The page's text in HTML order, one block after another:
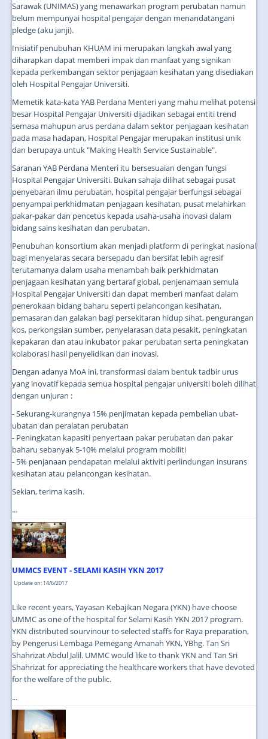
Sarawak (UNIMAS) yang menawarkan program perubatan namun
belum mempunyai hospital pengajar dengan menandatangani
pledge (aku janji).
Inisiatif penubuhan KHUAM ini merupakan langkah awal yang
diharapkan dapat memberi impak dan manfaat yang signikan
kepada perkembangan sektor penjagaan kesihatan yang disediakan
oleh Hospital Pengajar Universiti.
Memetik kata-kata YAB Perdana Menteri yang mahu melihat potensi
besar Hospital Pengajar Universiti dijadikan sebagai entiti trend
semasa mahupun arus perdana dalam sektor penjagaan kesihatan
pada masa hadapan, Hospital Pengajar merupakan institusi unik
dan berupaya untuk "Making Health Service Sustainable".
Saranan YAB Perdana Menteri itu bersesuaian dengan fungsi
Hospital Pengajar Universiti. Bukan sahaja dilihat sebagai pusat
penyebaran ilmu perubatan, hospital pengajar berfungsi sebagai
penyampai perkhidmatan penjagaan kesihatan, pusat melahirkan
pakar-pakar dan pencetus kepada usaha-usaha inovasi dalam
bidang sains kesihatan dan perubatan.
Penubuhan konsortium akan menjadi platform di peringkat nasional
bagi menyelaras secara bersepadu dan bersifat lebih agresif
terutamanya dalam usaha menambah baik perkhidmatan
penjagaan kesihatan yang bertaraf global, penjenamaan semula
Hospital Pengajar Universiti dan dapat memberi manfaat dalam
penerokaan bidang baharu seperti pelancongan kesihatan,
pemasaran dan galakan bagi persekitaran hidup sihat, pengurangan
kos, perkongsian sumber, penyelarasan data pesakit, peningkatan
kepakaran dan atau inkubator pakar perubatan serta peningkatan
kolaborasi hasil penyelidikan dan inovasi.
Dengan adanya MoA ini, transformasi dalam bentuk tadbir urus
yang inovatif kepada semua hospital pengajar universiti boleh dilihat
dengan unjuran :
- Sekurang-kurangnya 15% penjimatan kepada pembelian ubat-
ubatan dan peralatan perubatan
- Peningkatan kapasiti penyertaan pakar perubatan dan pakar
baharu sebanyak 5-10% melalui program mobiliti
- 5% penjanaan pendapatan melalui aktiviti perlindungan insurans
kesihatan atau pelancongan kesihatan.
Sekian, terima kasih.
...
UMMCS EVENT - SELAMI KASIH YKN 2017
Update on: 14/6/2017
Like recent years, Yayasan Kebajikan Negara (YKN) have choose
UMMC as one of the hospital for Selami Kasih YKN 2017 program.
YKN distributed sourvinour to selected staffs for Raya preparation,
by Pengerusi Lembaga Pemegang Amanah YKN, YBhg. Tan Sri
Shahrizat Abdul Jalil. UMMC would like to thank YKN and Tan Sri
Shahrizat for appreciating the healthcare workers that have devoted
for the welfare of the public.
...